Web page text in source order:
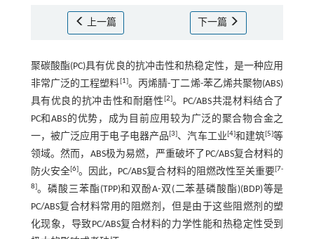
上一篇 下一篇
聚碳酸酯(PC)具有优良的抗冲击性和热稳定性，是一种应用
非常广泛的工程塑料[1]。丙烯腈-丁二烯-苯乙烯共聚物(ABS)
具有优良的抗冲击性和耐磨性[2]。PC/ABS共混材料结合了
PC和ABS的优势，成为目前应用较为广泛的聚合物合金之
一，被广泛应用于电子电器产品[3]、汽车工业[4]和建筑[5]等
领域。然而，ABS极为易燃，严重破坏了PC/ABS复合材料的
防火安全[6]。因此，PC/ABS复合材料的阻燃改性至关重要[7-
8]。磷酸三苯酯(TPP)和双酚A-双(二苯基磷酸酯)(BDP)等是
PC/ABS复合材料常用的阻燃剂，但是由于这些阻燃剂的塑
化现象，导致PC/ABS复合材料的力学性能和热稳定性受到